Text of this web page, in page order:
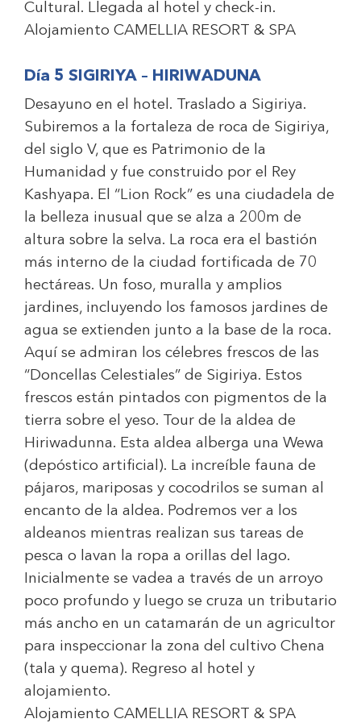
Cultural. Llegada al hotel y check-in.
Alojamiento CAMELLIA RESORT & SPA
Día 5 SIGIRIYA – HIRIWADUNA
Desayuno en el hotel. Traslado a Sigiriya.
Subiremos a la fortaleza de roca de Sigiriya,
del siglo V, que es Patrimonio de la
Humanidad y fue construido por el Rey
Kashyapa. El “Lion Rock” es una ciudadela de
la belleza inusual que se alza a 200m de
altura sobre la selva. La roca era el bastión
más interno de la ciudad fortificada de 70
hectáreas. Un foso, muralla y amplios
jardines, incluyendo los famosos jardines de
agua se extienden junto a la base de la roca.
Aquí se admiran los célebres frescos de las
“Doncellas Celestiales” de Sigiriya. Estos
frescos están pintados con pigmentos de la
tierra sobre el yeso. Tour de la aldea de
Hiriwadunna. Esta aldea alberga una Wewa
(depóstico artificial). La increíble fauna de
pájaros, mariposas y cocodrilos se suman al
encanto de la aldea. Podremos ver a los
aldeanos mientras realizan sus tareas de
pesca o lavan la ropa a orillas del lago.
Inicialmente se vadea a través de un arroyo
poco profundo y luego se cruza un tributario
más ancho en un catamarán de un agricultor
para inspeccionar la zona del cultivo Chena
(tala y quema). Regreso al hotel y
alojamiento.
Alojamiento CAMELLIA RESORT & SPA